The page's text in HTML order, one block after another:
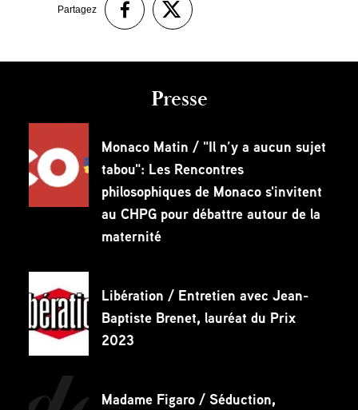
Partagez
Presse
Monaco Matin / "Il n’y a aucun sujet
tabou": Les Rencontres
philosophiques de Monaco s'invitent
au CHPG pour débattre autour de la
maternité
Libération / Entretien avec Jean-
Baptiste Brenet, lauréat du Prix
2023
Madame Figaro / Séduction,